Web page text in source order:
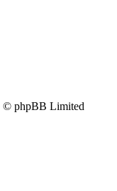
© phpBB Limited